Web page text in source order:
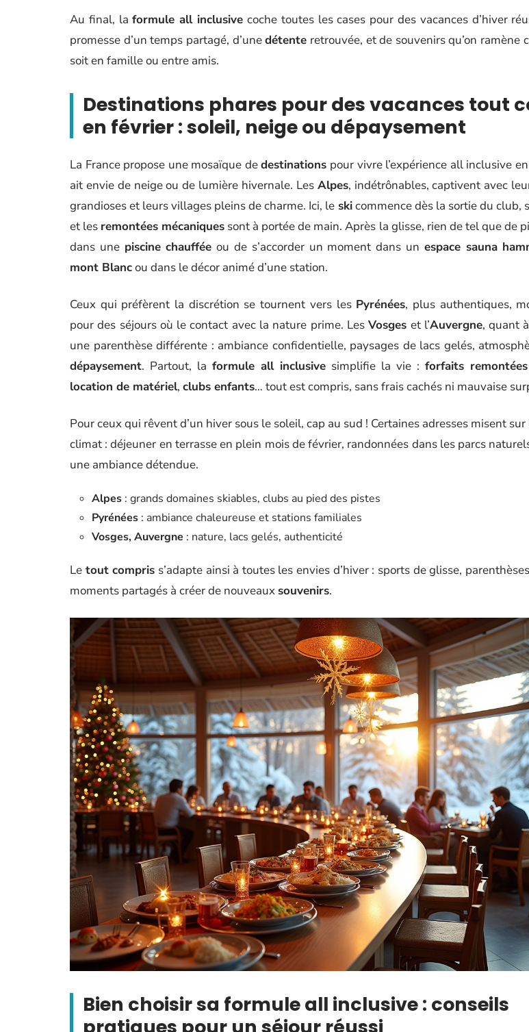
Au final, laformule all inclusive coche toutes les cases pour des vacances d’hiver
promesse d’un temps partagé, d’unedétente retrouvée, et de souvenirs qu’on ramène
soit en famille ou entre amis.
Destinations phares pour des vacances tout
en février : soleil, neige ou dépaysement
La France propose une mosaïque dedestinations pour vivre l’expérience all inclusive
ait envie de neige ou de lumière hivernale. Les Alpes, indétrônables, captivent avec
grandioses et leurs villages pleins de charme. Ici, le skicommence dès la sortie du club,
et les remontées mécaniques sont à portée de main. Après la glisse, rien de tel que de
dans une piscine chauffée ou de s’accorder un moment dans un espace sauna
mont Blancou dans le décor animé d’une station.
Ceux qui préfèrent la discrétion se tournent vers les Pyrénées, plus authentiques,
pour des séjours où le contact avec la nature prime. LesVosges et l’Auvergne, quant
une parenthèse différente : ambiance confidentielle, paysages de lacs gelés,
dépaysement. Partout, la formule all inclusive simplifie la vie : forfaits
location de matériel, clubs enfants… tout est compris, sans frais cachés ni mauvaise
Pour ceux qui rêvent d’un hiver sous le soleil, cap au sud ! Certaines adresses misent
climat : déjeuner en terrasse en plein mois de février, randonnées dans les parcs
une ambiance détendue.
Alpes : grands domaines skiables, clubs au pied des pistes
Pyrénées : ambiance chaleureuse et stations familiales
Vosges, Auvergne : nature, lacs gelés, authenticité
Le tout compris s’adapte ainsi à toutes les envies d’hiver : sports de glisse,
moments partagés à créer de nouveaux souvenirs.
Bien choisir sa formule all inclusive : conseils
pratiques pour un séjour réussi